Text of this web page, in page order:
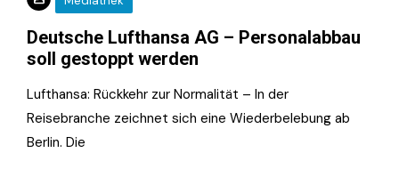
Deutsche Lufthansa AG – Personalabbau
soll gestoppt werden
Lufthansa: Rückkehr zur Normalität – In der
Reisebranche zeichnet sich eine Wiederbelebung ab
Berlin. Die